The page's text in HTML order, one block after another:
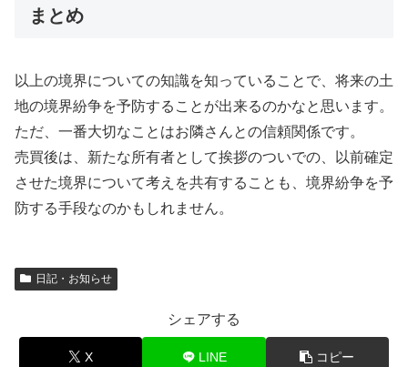
まとめ
以上の境界についての知識を知っていることで、将来の土
地の境界紛争を予防することが出来るのかなと思います。
ただ、一番大切なことはお隣さんとの信頼関係です。
売買後は、新たな所有者として挨拶のついでの、以前確定
させた境界について考えを共有することも、境界紛争を予
防する手段なのかもしれません。
日記・お知らせ
シェアする
X LINE コピー